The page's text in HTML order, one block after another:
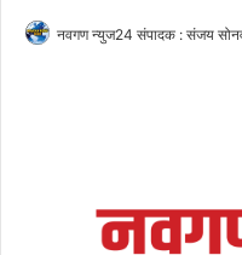
नवगण न्युज24 संपादक : संजय